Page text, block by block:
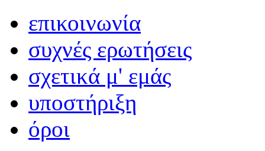
επικοινωνία
συχνές ερωτήσεις
σχετικά μ' εμάς
υποστήριξη
όροι